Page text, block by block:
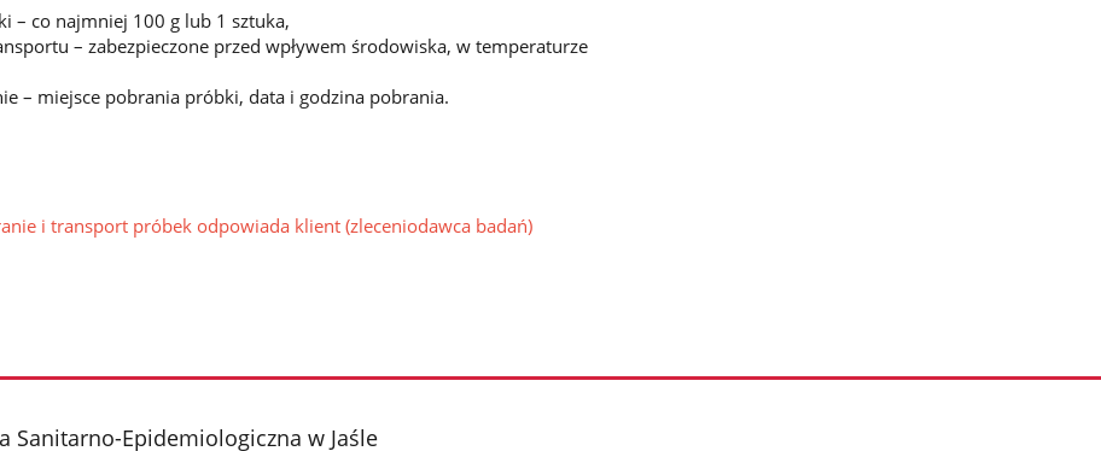
– co najmniej 100 g lub 1 sztuka,
– zabezpieczone przed wpływem środowiska, w temperaturze
– miejsce pobrania próbki, data i godzina pobrania.
i transport próbek odpowiada klient (zleceniodawca badań)
Sanitarno-Epidemiologiczna w Jaśle